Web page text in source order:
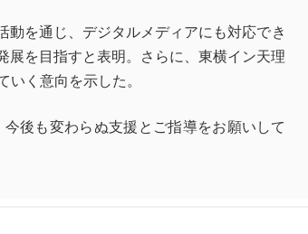
を通じ、デジタルメディアにも対応でき
を目指すと表明。さらに、東横イン天理
く意向を示した。
後も変わらぬ支援とご指導をお願いして